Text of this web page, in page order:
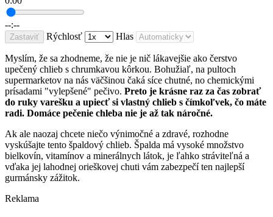
--:--
Zastaviť Rýchlosť Hlas
Myslím, že sa zhodneme, že nie je nič lákavejšie ako čerstvo
upečený chlieb s chrumkavou kôrkou. Bohužiaľ, na pultoch
supermarketov na nás väčšinou čaká síce chutné, no chemickými
prísadami "vylepšené" pečivo. Preto je krásne raz za čas zobrať
do ruky varešku a upiecť si vlastný chlieb s čímkoľvek, čo máte
radi. Domáce pečenie chleba nie je až tak náročné.
Ak ale naozaj chcete niečo výnimočné a zdravé, rozhodne
vyskúšajte tento špaldový chlieb. Špalda má vysoké množstvo
bielkovín, vitamínov a minerálnych látok, je ľahko stráviteľná a
vďaka jej lahodnej orieškovej chuti vám zabezpečí ten najlepší
gurmánsky zážitok.
Reklama